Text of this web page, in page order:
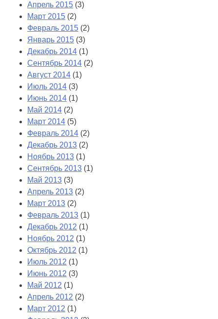
Апрель 2015 (3)
Март 2015 (2)
Февраль 2015 (2)
Январь 2015 (3)
Декабрь 2014 (1)
Сентябрь 2014 (2)
Август 2014 (1)
Июль 2014 (3)
Июнь 2014 (1)
Май 2014 (2)
Март 2014 (5)
Февраль 2014 (2)
Декабрь 2013 (2)
Ноябрь 2013 (1)
Сентябрь 2013 (1)
Май 2013 (3)
Апрель 2013 (2)
Март 2013 (2)
Февраль 2013 (1)
Декабрь 2012 (1)
Ноябрь 2012 (1)
Октябрь 2012 (1)
Июль 2012 (1)
Июнь 2012 (3)
Май 2012 (1)
Апрель 2012 (2)
Март 2012 (1)